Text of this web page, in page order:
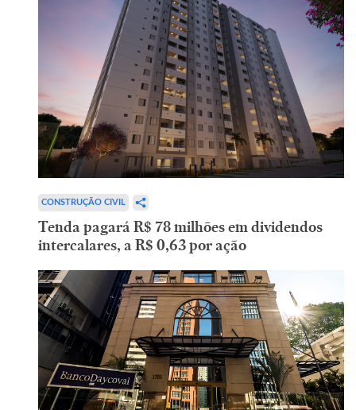
CONSTRUÇÃO CIVIL
Tenda pagará R$ 78 milhões em dividendos
intercalares, a R$ 0,63 por ação